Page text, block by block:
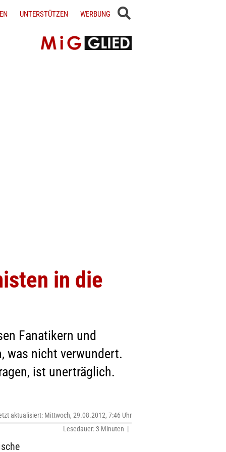
UNTERSTÜTZEN WERBUNG
in die
Fanatikern und
was nicht verwundert.
ist unerträglich.
aktualisiert: Mittwoch, 29.08.2012, 7:46 Uhr
Lesedauer: 3 Minuten |